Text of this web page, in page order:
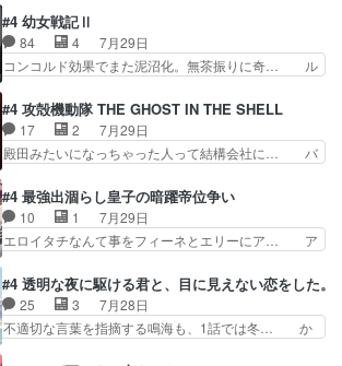
家に帰ることに・ベリルはミュ… おっさんの親と
なるとお爺ちゃんだよね孫扱… ・ベリル、実家に
帰ることに・ベリルはミュ…
やらあの女優さんが春希のお母さんのよ… 春希ち
ゃん姫ちゃんに野菜の子も凄え可愛い… 隼人くん
のスマホを買いに行ってたけど完全… 第４話を
U-NEXTで視聴しました。視聴… スマホを買うた
見始めてたけどなんだかん… いきなりシリアス展
開ぶち込んでくるじゃん… 春希の家庭事情は複
雑。食事とか隼人が親身…
#4 幼女戦記Ⅱ
84 4
7月29日
コンコルド効果でまた泥沼化。無茶振りに奇… ル
グを更新しました!!宜しければ、是非… 計画通り
にはいかないね笑やり遂げた(ほぼ… 今回もター
ニャに不都合なことがあったりし… 白髪の男性が
語った家族を失った喪無感が、… 連邦に対して有
油を注ぐターニャの勝利軍… 犠牲を払っても良い
ならお前たちが前線へ行… 戦闘がアッサリし過ぎ
じゃない？戦争がメイ…
#4 攻殻機動隊 THE GHOST IN THE SHELL
17 2
7月29日
殿田みたいになっちゃった人って結構会社に… バ
見た目もうただのロボでしかないんだよ… 俺らの
汗拭きそりゃいやだろwwバトー＆ト… イノセン
スの元となった回だけど、ガイノイ… アダム・リ
ンクやジェイムスン(教授)型サ… アンドロイドも
センスの土台になったエピ… コミカルなのにも慣
れてきました。１話でし… ロボットの反乱は今と
なっては良くある話し…
#4 最強出涸らし皇子の暗躍帝位争い
10 1
7月29日
エロイタチなんて事をフィーネとエリーにア… ア
スターを呼ぶ笛？黒幕は狩猟祭とは関係… 平凡な
少女に見える眼鏡w眼鏡属性は持ち合… 神アニ
メ、ケテーイ！「騎士狩猟祭、前夜の… フィーネ
がアルノルトに活躍してもらいたが… 第４話を
#4 透明な夜に駆ける君と、目に見えない恋をした。
25 3
7月28日
不適切な言葉を指摘する鳴海も、1話では冬… か